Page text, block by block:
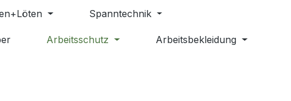
Spanntechnik
Arbeitsschutz Arbeitsbekleidung